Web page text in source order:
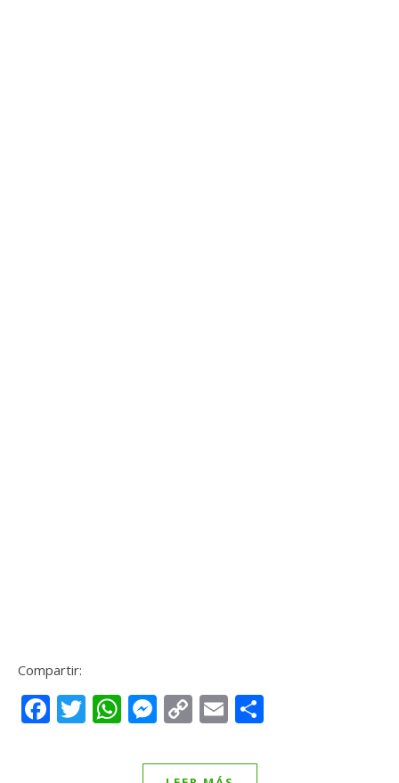
Compartir:
Facebook
Twitter
WhatsApp
Messenger
CopyEmail